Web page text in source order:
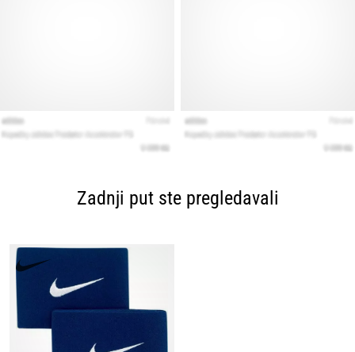
Zadnji put ste pregledavali